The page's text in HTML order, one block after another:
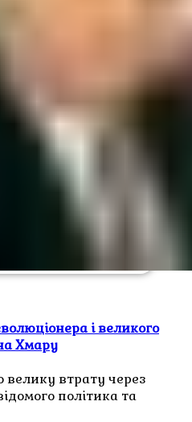
і великого
Хмару
велику втрату через
політика та